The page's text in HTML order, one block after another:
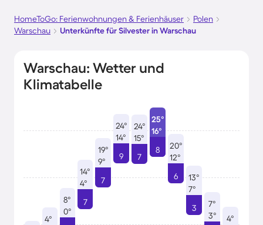
HomeToGo: Ferienwohnungen & Ferienhäuser
Polen
Warschau
Unterkünfte für Silvester in Warschau
Warschau: Wetter und
Klimatabelle
4°
8°
0°
14°
4°
7
19°
9°
7
24°
14°
9
24°
15°
7
25°
16°
8
20°
12°
6
13°
7°
3
7°
3°
4°